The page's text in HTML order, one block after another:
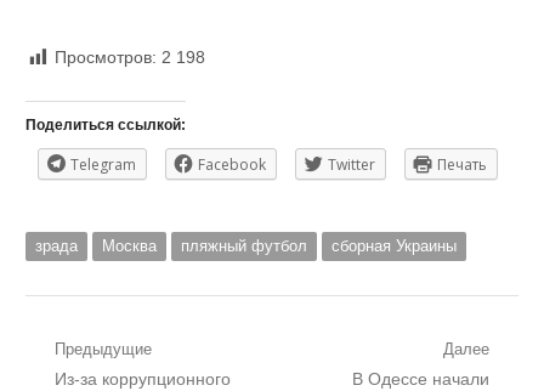
Просмотров: 2 198
Поделиться ссылкой:
Telegram Facebook Twitter Печать
зрада Москва пляжный футбол сборная Украины
Навигация
Предыдущие
Предыдущий
Из-за коррупционного
Далее
Следующий
В Одессе начали